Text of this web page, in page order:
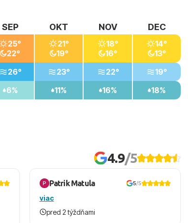
SEP
25°
22°
26°
6%
OKT
21°
19°
23°
11%
NOV
18°
16°
22°
16%
DEC
14°
13°
19°
18%
4.9/5
Patrik Matula 5/5
viac
pred 2 týždňami